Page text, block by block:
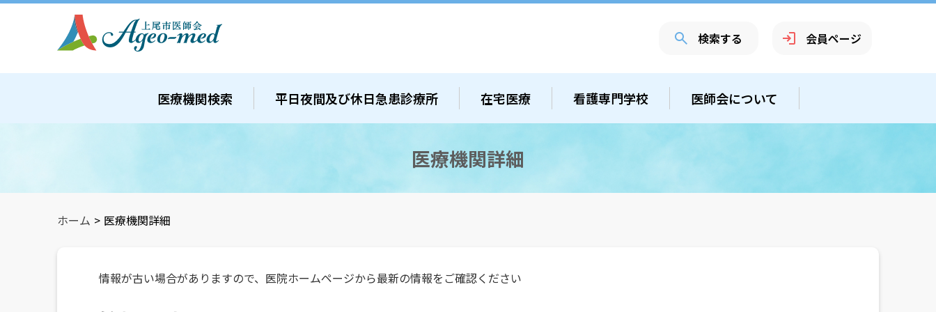
検索する 会員ページ
医療機関検索 平日夜間及び休日急患診療所 在宅医療 看護専門学校 医師会について
医療機関詳細
ホーム > 医療機関詳細
情報が古い場合がありますので、医院ホームページから最新の情報をご確認ください